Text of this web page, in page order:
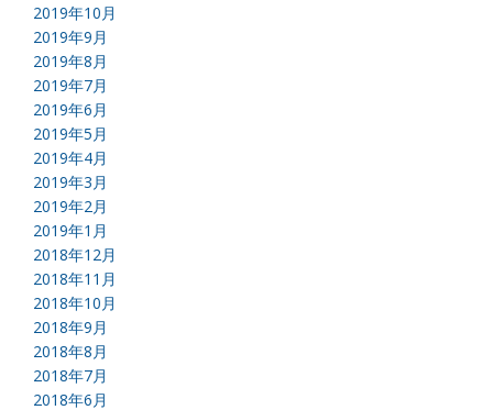
2019年10月
2019年9月
2019年8月
2019年7月
2019年6月
2019年5月
2019年4月
2019年3月
2019年2月
2019年1月
2018年12月
2018年11月
2018年10月
2018年9月
2018年8月
2018年7月
2018年6月